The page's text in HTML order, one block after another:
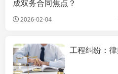
成双务合同焦点？
2026-02-04
上海工程律师
工程纠纷：